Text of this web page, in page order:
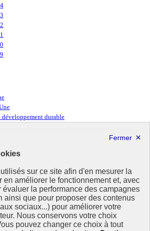
sur ce site afin d'en mesurer la
en améliorer le fonctionnement et, avec
évaluer la performance des campagnes
ainsi que pour proposer des contenus
sociaux...) pour améliorer votre
Nous conservons votre choix
pouvez changer ce choix à tout
durable
de référence concernant l’Agenda